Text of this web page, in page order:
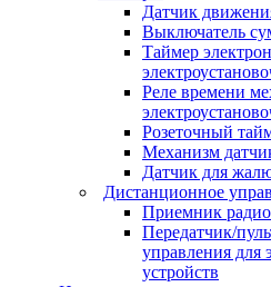
Датчик
Выключатель
Таймер
Реле времени
Розеточный
Механизм
Датчик для
Дистанционное
Приемник
Передатчик/
управления для
устройств